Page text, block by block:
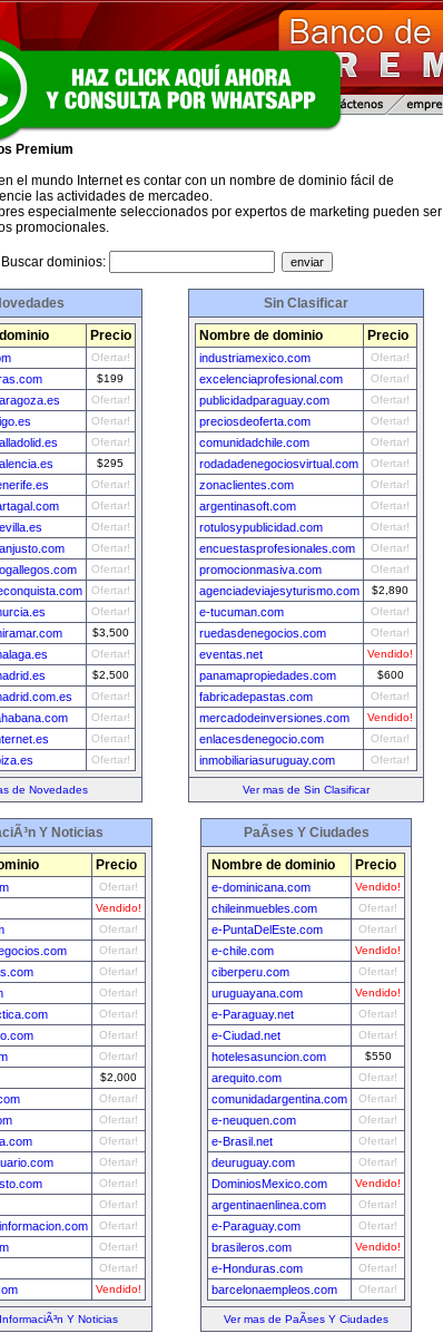
Premium
el mundo Internet es contar con un nombre de dominio fácil de
las actividades de mercadeo.
especialmente seleccionados por expertos de marketing pueden ser
promocionales.
Buscar dominios:
Precio
Ofertar!
$199
Ofertar!
Ofertar!
Ofertar!
$295
Ofertar!
Ofertar!
Ofertar!
Ofertar!
Ofertar!
Ofertar!
Ofertar!
$3,500
Ofertar!
$2,500
Ofertar!
Ofertar!
Ofertar!
Ofertar!
de Novedades
Sin Clasificar
Nombre de dominio Precio
industriamexico.com Ofertar!
excelenciaprofesional.com Ofertar!
publicidadparaguay.com Ofertar!
preciosdeoferta.com Ofertar!
comunidadchile.com Ofertar!
rodadadenegociosvirtual.com Ofertar!
zonaclientes.com Ofertar!
argentinasoft.com Ofertar!
rotulosypublicidad.com Ofertar!
encuestasprofesionales.com Ofertar!
promocionmasiva.com Ofertar!
agenciadeviajesyturismo.com $2,890
e-tucuman.com Ofertar!
ruedasdenegocios.com Ofertar!
eventas.net Vendido!
panamapropiedades.com $600
fabricadepastas.com Ofertar!
mercadodeinversiones.com Vendido!
enlacesdenegocio.com Ofertar!
inmobiliariasuruguay.com Ofertar!
Ver mas de Sin Clasificar
Y Noticias
Precio
Ofertar!
Vendido!
Ofertar!
Ofertar!
Ofertar!
Ofertar!
Ofertar!
Ofertar!
Ofertar!
$2,000
Ofertar!
Ofertar!
Ofertar!
Ofertar!
Ofertar!
Ofertar!
Ofertar!
Ofertar!
Ofertar!
Vendido!
Y Noticias
PaÃ­ses Y Ciudades
Nombre de dominio Precio
e-dominicana.com Vendido!
chileinmuebles.com Ofertar!
e-PuntaDelEste.com Ofertar!
e-chile.com Vendido!
ciberperu.com Ofertar!
uruguayana.com Vendido!
e-Paraguay.net Ofertar!
e-Ciudad.net Ofertar!
hotelesasuncion.com $550
arequito.com Ofertar!
comunidadargentina.com Ofertar!
e-neuquen.com Ofertar!
e-Brasil.net Ofertar!
deuruguay.com Ofertar!
DominiosMexico.com Vendido!
argentinaenlinea.com Ofertar!
e-Paraguay.com Ofertar!
brasileros.com Vendido!
e-Honduras.com Ofertar!
barcelonaempleos.com Ofertar!
Ver mas de PaÃ­ses Y Ciudades